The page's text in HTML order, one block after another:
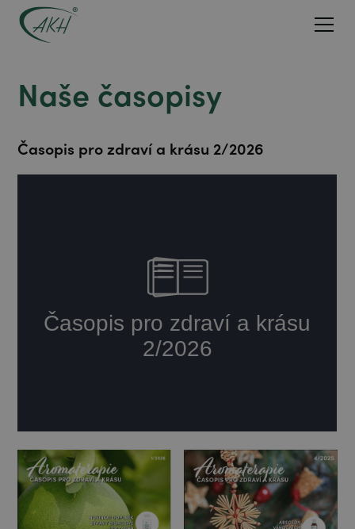
Naše časopisy
Časopis pro zdraví a krásu 2/2026